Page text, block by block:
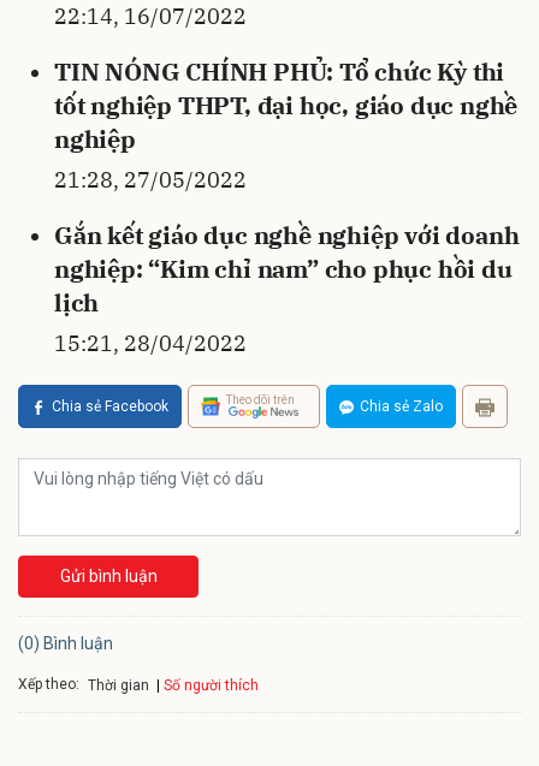
22:14, 16/07/2022
TIN NÓNG CHÍNH PHỦ: Tổ chức Kỳ thi
tốt nghiệp THPT, đại học, giáo dục nghề
nghiệp
21:28, 27/05/2022
Gắn kết giáo dục nghề nghiệp với doanh
nghiệp: “Kim chỉ nam” cho phục hồi du
lịch
15:21, 28/04/2022
Chia sẻ Facebook Theo dõi trên Chia sẻ Zalo
Gửi bình luận
(0) Bình luận
Xếp theo: Thời gian Số người thích